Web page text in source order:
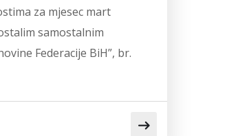
za mjesec mart
samostalnim
Federacije BiH”, br.